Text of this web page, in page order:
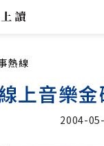
熱線
上音樂金
2004-